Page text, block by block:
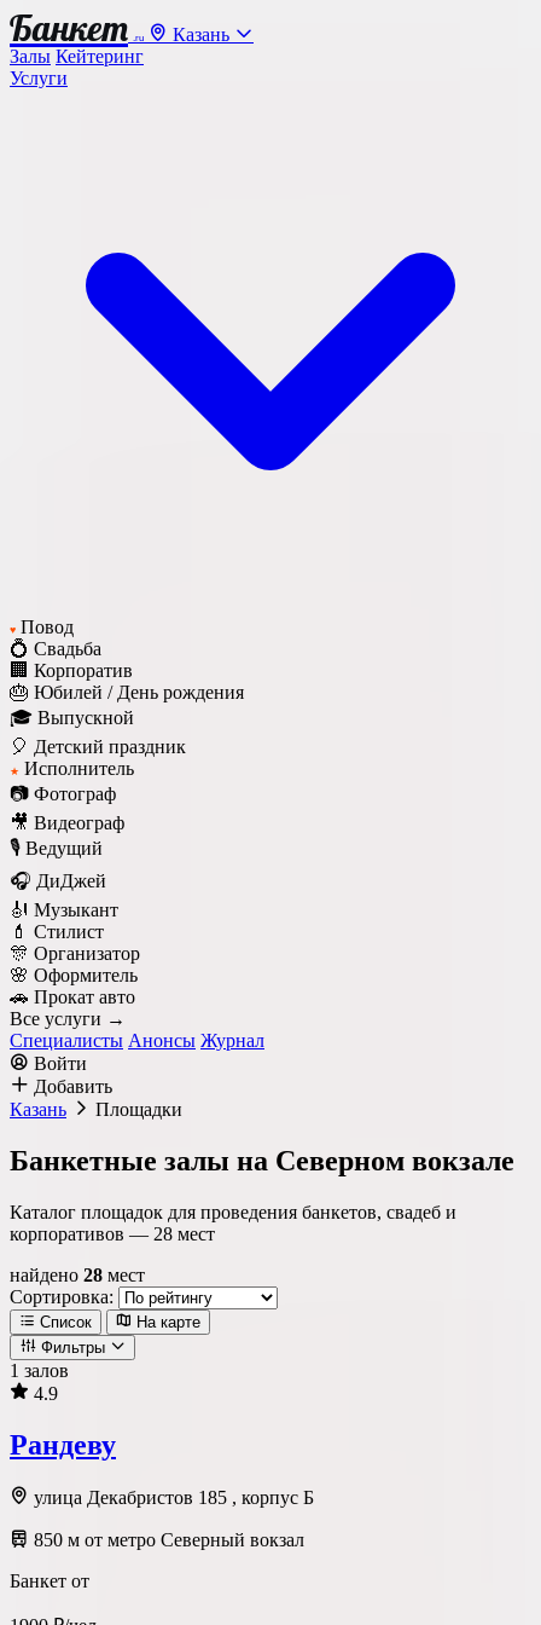
Банкет .ru
Казань
Залы Кейтеринг
Услуги
♥ Повод
💍 Свадьба
🏢 Корпоратив
🎂 Юбилей / День рождения
🎓 Выпускной
🎈 Детский праздник
★ Исполнитель
📷 Фотограф
🎥 Видеограф
🎙️ Ведущий
🎧 ДиДжей
🎻 Музыкант
💄 Стилист
🎊 Организатор
🌸 Оформитель
🚗 Прокат авто
Все услуги →
Специалисты Анонсы Журнал
Войти
Добавить
Казань
Площадки
Банкетные залы на Северном вокзале
Каталог площадок для проведения банкетов, свадеб и
корпоративов — 28 мест
найдено 28 мест
Сортировка:
Список
На карте
Фильтры
Локация
Метро Район
Тип площадки
1 залов
4.9
Рандеву
улица Декабристов 185 , корпус Б
850 м от метро Северный вокзал
Банкет от